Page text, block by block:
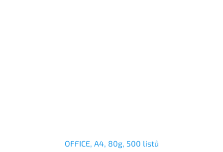
OFFICE, A4, 80g, 500 listů